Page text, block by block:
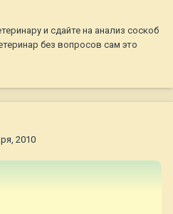
и сдайте на анализ соскоб
без вопросов сам это
2010